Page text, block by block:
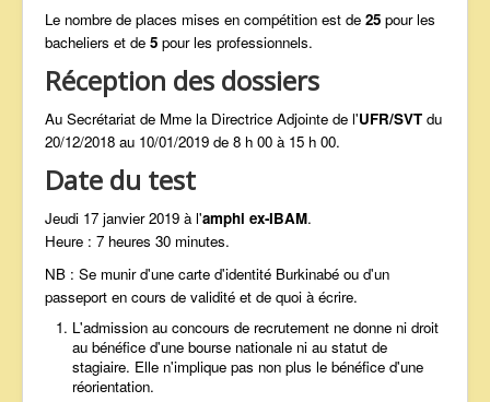
Le nombre de places mises en compétition est de 25 pour les
bacheliers et de 5 pour les professionnels.
Réception des dossiers
Au Secrétariat de Mme la Directrice Adjointe de l'UFR/SVT du
20/12/2018 au 10/01/2019 de 8 h 00 à 15 h 00.
Date du test
Jeudi 17 janvier 2019 à l'amphi ex-IBAM.
Heure : 7 heures 30 minutes.
NB : Se munir d'une carte d'identité Burkinabé ou d'un
passeport en cours de validité et de quoi à écrire.
L'admission au concours de recrutement ne donne ni droit
au bénéfice d'une bourse nationale ni au statut de
stagiaire. Elle n'implique pas non plus le bénéfice d'une
réorientation.